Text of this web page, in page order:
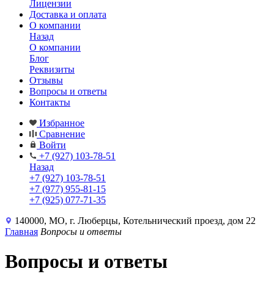
Лицензии
Доставка и оплата
О компании
Назад
О компании
Блог
Реквизиты
Отзывы
Вопросы и ответы
Контакты
Избранное
Сравнение
Войти
+7 (927) 103-78-51
Назад
+7 (927) 103-78-51
+7 (977) 955-81-15
+7 (925) 077-71-35
140000, МО, г. Люберцы, Котельнический проезд, дом 22
Главная Вопросы и ответы
Вопросы и ответы